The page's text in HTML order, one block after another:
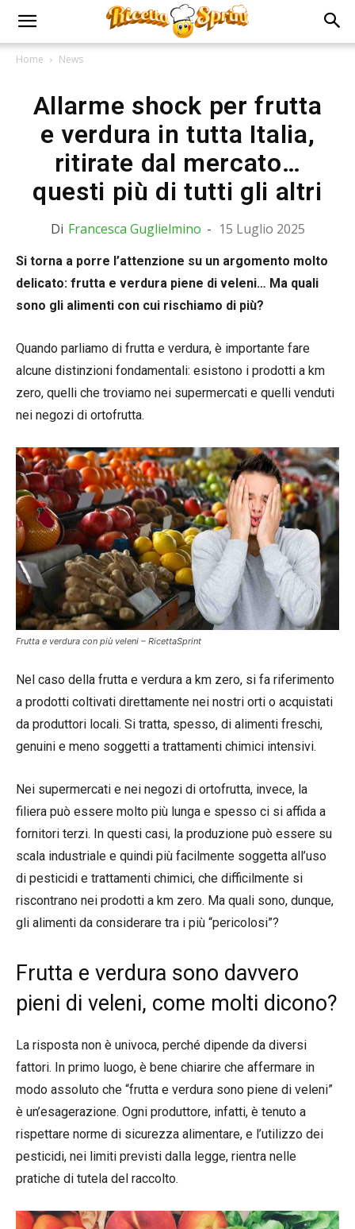
Home News
Allarme shock per frutta
e verdura in tutta Italia,
ritirate dal mercato…
questi più di tutti gli altri
Di Francesca Guglielmino - 15 Luglio 2025
Si torna a porre l’attenzione su un argomento molto
delicato: frutta e verdura piene di veleni… Ma quali
sono gli alimenti con cui rischiamo di più?
Quando parliamo di frutta e verdura, è importante fare
alcune distinzioni fondamentali: esistono i prodotti a km
zero, quelli che troviamo nei supermercati e quelli venduti
nei negozi di ortofrutta.
Frutta e verdura con più veleni – RicettaSprint
Nel caso della frutta e verdura a km zero, si fa riferimento
a prodotti coltivati direttamente nei nostri orti o acquistati
da produttori locali. Si tratta, spesso, di alimenti freschi,
genuini e meno soggetti a trattamenti chimici intensivi.
Nei supermercati e nei negozi di ortofrutta, invece, la
filiera può essere molto più lunga e spesso ci si affida a
fornitori terzi. In questi casi, la produzione può essere su
scala industriale e quindi più facilmente soggetta all’uso
di pesticidi e trattamenti chimici, che difficilmente si
riscontrano nei prodotti a km zero. Ma quali sono, dunque,
gli alimenti da considerare tra i più “pericolosi”?
Frutta e verdura sono davvero
pieni di veleni, come molti dicono?
La risposta non è univoca, perché dipende da diversi
fattori. In primo luogo, è bene chiarire che affermare in
modo assoluto che “frutta e verdura sono piene di veleni”
è un’esagerazione. Ogni produttore, infatti, è tenuto a
rispettare norme di sicurezza alimentare, e l’utilizzo dei
pesticidi, nei limiti previsti dalla legge, rientra nelle
pratiche di tutela del raccolto.